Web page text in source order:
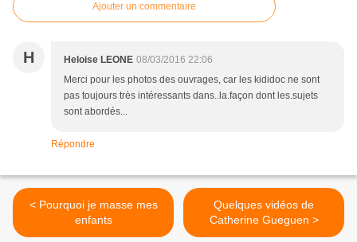
Ajouter un commentaire
H Heloise LEONE 08/03/2016 22:06
Merci pour les photos des ouvrages, car les kididoc ne sont
pas toujours très intéressants dans..la.façon dont les.sujets
sont abordés...
Répondre
< Pourquoi je masse mes
enfants
Quelques vidéos de
Catherine Gueguen >